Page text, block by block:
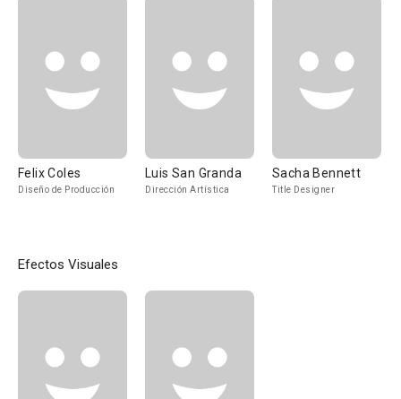
Felix Coles
Diseño de Producción
Luis San Granda
Dirección Artística
Sacha Bennett
Title Designer
Efectos Visuales